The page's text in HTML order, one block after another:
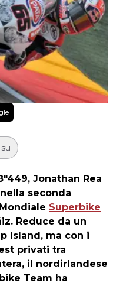
Jonathan Rea
seconda
Superbike
Reduce da un
Island, ma con i
privati tra
il nordirlandese
Team ha